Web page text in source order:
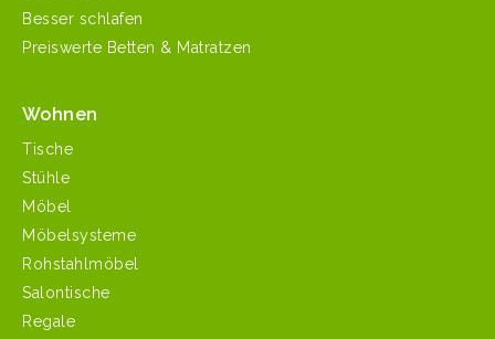
Besser schlafen
Preiswerte Betten & Matratzen
Wohnen
Tische
Stühle
Möbel
Möbelsysteme
Rohstahlmöbel
Salontische
Regale